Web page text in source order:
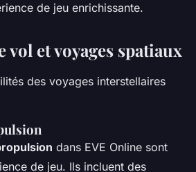
de jeu enrichissante.
vol et voyages spatiaux
des voyages interstellaires
dans EVE Online sont
de jeu. Ils incluent des